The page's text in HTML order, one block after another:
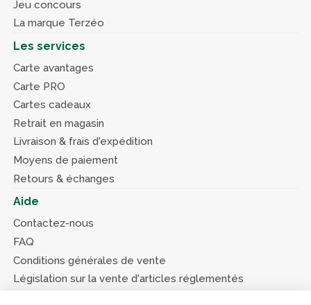
Jeu concours
La marque Terzéo
Les services
Carte avantages
Carte PRO
Cartes cadeaux
Retrait en magasin
Livraison & frais d'expédition
Moyens de paiement
Retours & échanges
Aide
Contactez-nous
FAQ
Conditions générales de vente
Législation sur la vente d'articles réglementés